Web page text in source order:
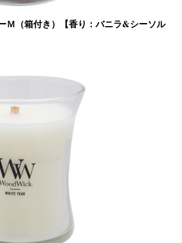
（箱付き）【香り：バニラ&シーソル